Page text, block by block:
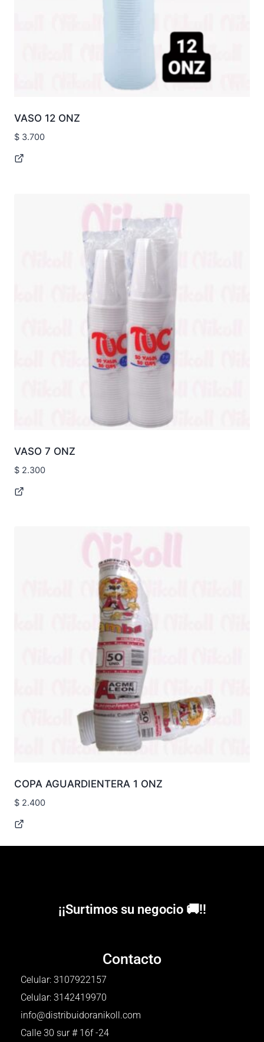
VASO 12 ONZ
$ 3.700
VASO 7 ONZ
$ 2.300
COPA AGUARDIENTERA 1 ONZ
$ 2.400
¡¡Surtimos su negocio 🚚!!
Contacto
Celular: 3107922157
Celular: 3142419970
info@distribuidoranikoll.com
Calle 30 sur # 16f -24